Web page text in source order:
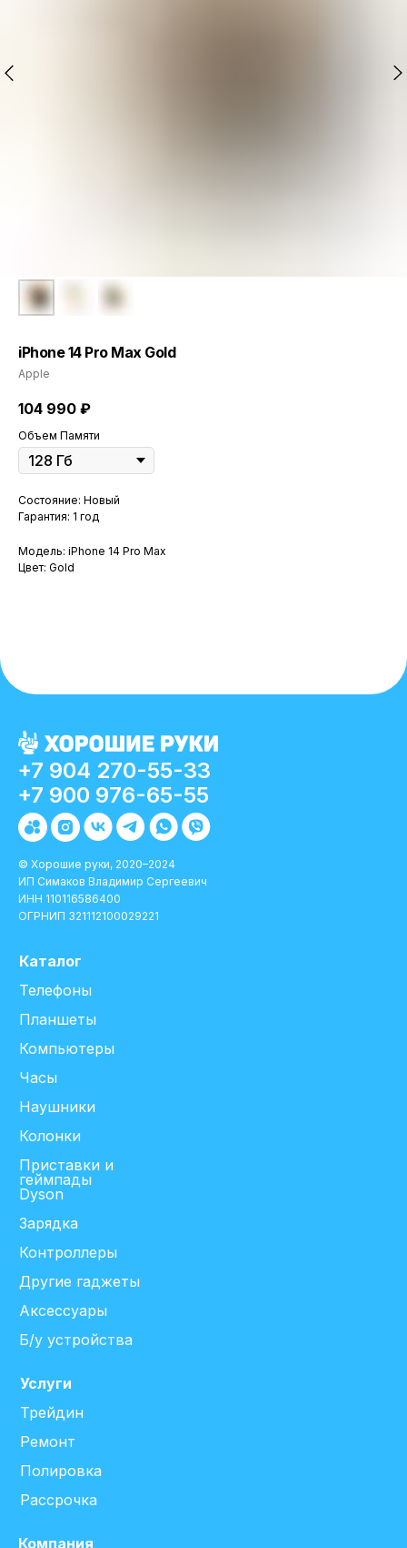
iPhone 14 Pro Max Gold
Apple
104 990 ₽
Объем Памяти
Состояние: Новый
Гарантия: 1 год
Модель: iPhone 14 Pro Max
Цвет: Gold
Каталог
Услуги
Телефоны
Трейдин
Планшеты
Ремонт
Компьютеры
Полировка
Часы
Рассрочка
Наушники
Колонки
Приставки и
геймпады
Dyson
Зарядка
Контроллеры
Другие гаджеты
Аксессуары
Компания
+7 904 270-55-33
© Хорошие руки, 2020–2024
ИП Симаков Владимир Сергеевич
ИНН 110116586400
ОГРНИП 321112100029221
Б/у устройства
+7 900 976-65-55